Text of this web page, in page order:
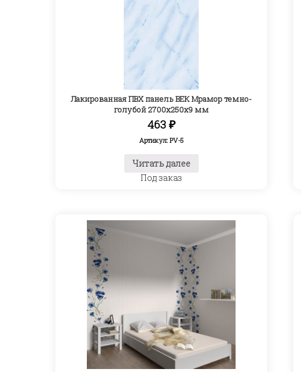
Лакированная ПВХ панель ВЕК Мрамор темно-
голубой 2700х250х9 мм
463 ₽
Артикул: PV-5
Читать далее
Под заказ